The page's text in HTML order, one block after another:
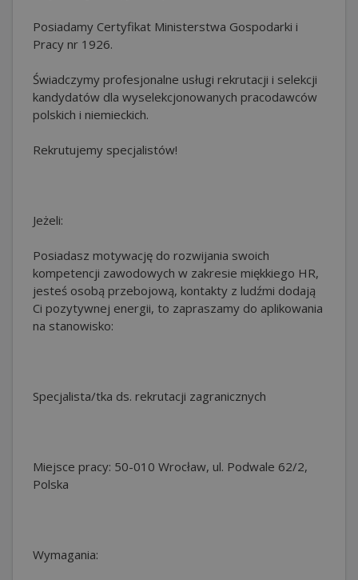
Posiadamy Certyfikat Ministerstwa Gospodarki i
Pracy nr 1926.
Świadczymy profesjonalne usługi rekrutacji i selekcji
kandydatów dla wyselekcjonowanych pracodawców
polskich i niemieckich.
Rekrutujemy specjalistów!
Jeżeli:
Posiadasz motywację do rozwijania swoich
kompetencji zawodowych w zakresie miękkiego HR,
jesteś osobą przebojową, kontakty z ludźmi dodają
Ci pozytywnej energii, to zapraszamy do aplikowania
na stanowisko:
Specjalista/tka ds. rekrutacji zagranicznych
Miejsce pracy: 50-010 Wrocław, ul. Podwale 62/2,
Polska
Wymagania: